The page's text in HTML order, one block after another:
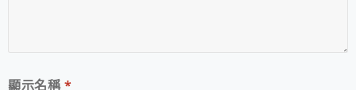
顯示名稱*